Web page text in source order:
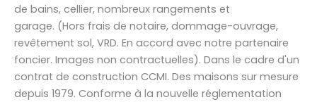
de bains, cellier, nombreux rangements et
garage. (Hors frais de notaire, dommage-ouvrage,
revêtement sol, VRD. En accord avec notre partenaire
foncier. Images non contractuelles). Dans le cadre d'un
contrat de construction CCMI. Des maisons sur mesure
depuis 1979. Conforme à la nouvelle réglementation